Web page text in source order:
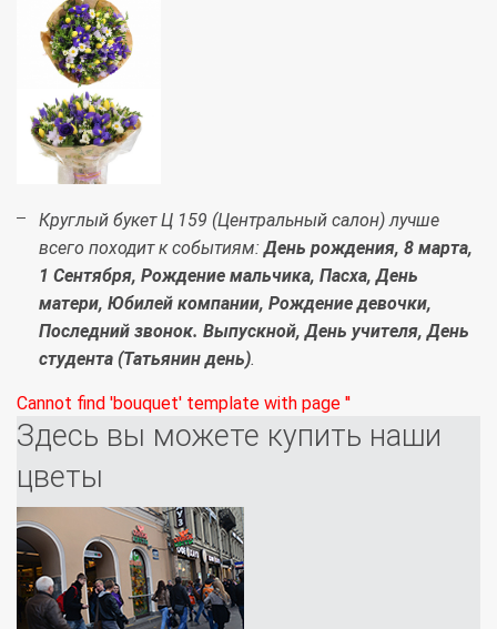
Круглый букет Ц 159 (Центральный салон) лучше
всего походит к событиям:День рождения, 8 марта,
1 Сентября, Рождение мальчика, Пасха, День
матери, Юбилей компании, Рождение девочки,
Последний звонок. Выпускной, День учителя, День
студента (Татьянин день).
Cannot find 'bouquet' template with page ''
Здесь вы можете купить наши
цветы